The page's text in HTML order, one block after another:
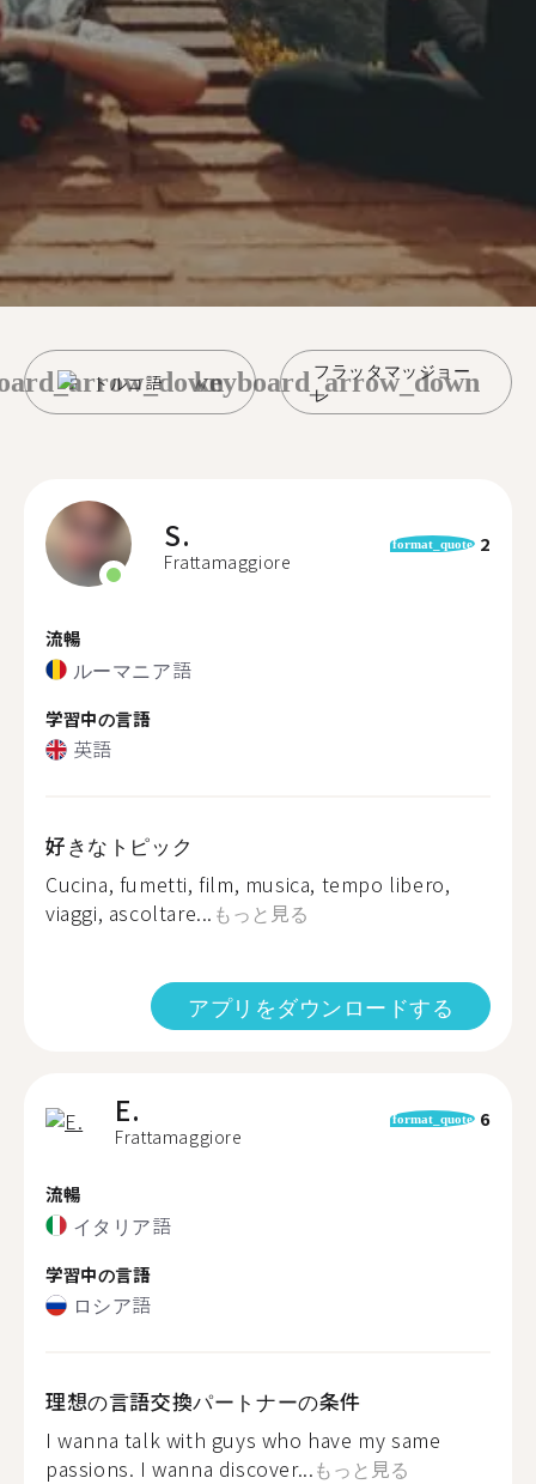
トルコ語
フラッタマッジョー
レ
keyboard_arrow_down
S.
Frattamaggiore
format_quote 2
流暢
ルーマニア語
学習中の言語
英語
好きなトピック
Cucina, fumetti, film, musica, tempo libero,
viaggi, ascoltare... もっと見る
アプリをダウンロードする
E.
Frattamaggiore
format_quote 6
流暢
イタリア語
学習中の言語
ロシア語
理想の言語交換パートナーの条件
I wanna talk with guys who have my same
passions. I wanna discover...もっと見る